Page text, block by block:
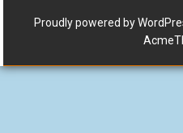
Proudly powered by